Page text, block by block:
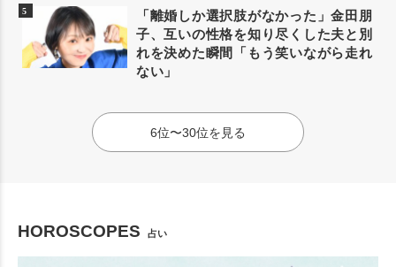
「離婚しか選択肢がなかった」金田朋
子、互いの性格を知り尽くした夫と別
れを決めた瞬間「もう笑いながら走れ
ない」
6位〜30位を見る
HOROSCOPES 占い